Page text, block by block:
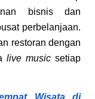
bisnis dan
perbelanjaan.
restoran dengan
live music setiap
Wisata di